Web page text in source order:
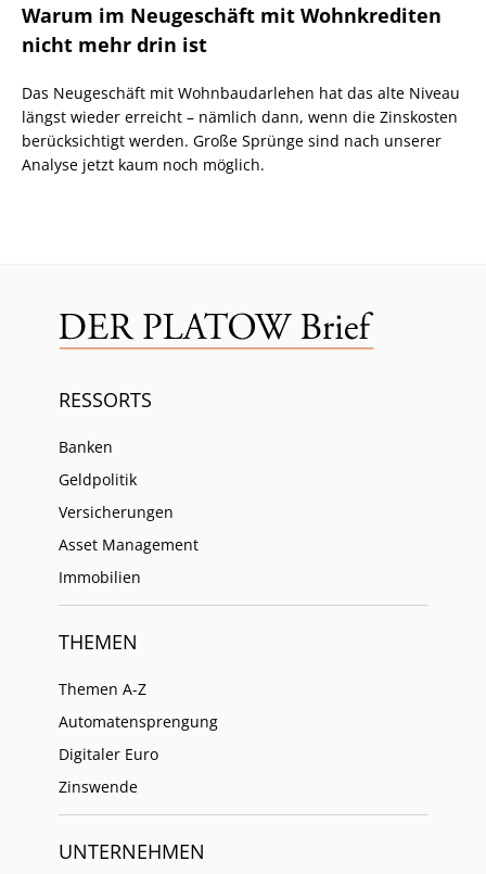
Warum im Neugeschäft mit Wohnkrediten
nicht mehr drin ist
Das Neugeschäft mit Wohnbaudarlehen hat das alte Niveau
längst wieder erreicht – nämlich dann, wenn die Zinskosten
berücksichtigt werden. Große Sprünge sind nach unserer
Analyse jetzt kaum noch möglich.
RESSORTS
Banken
Geldpolitik
Versicherungen
Asset Management
Immobilien
THEMEN
Themen A-Z
Automatensprengung
Digitaler Euro
Zinswende
UNTERNEHMEN